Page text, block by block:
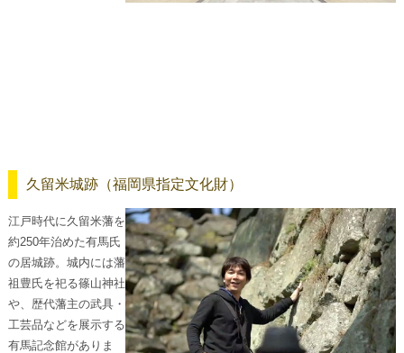
久留米城跡（福岡県指定文化財）
江戸時代に久留米藩を
約250年治めた有馬氏
の居城跡。城内には藩
祖豊氏を祀る篠山神社
や、歴代藩主の武具・
工芸品などを展示する
有馬記念館がありま